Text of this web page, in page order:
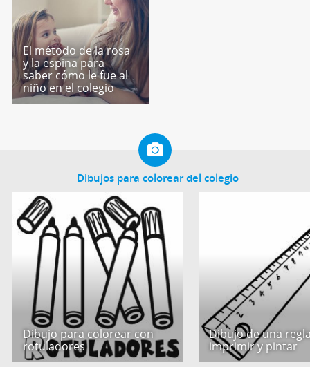
El método de la rosa
y la espina para
saber cómo le fue al
niño en el colegio
Dibujos para colorear del colegio
Dibujo para colorear con
rotuladores
Dibujo de una
imprimir y pintar